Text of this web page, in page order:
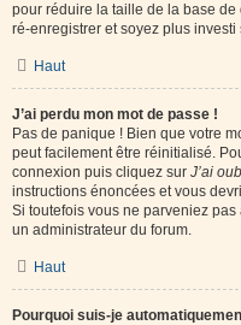
pour réduire la taille de la base
ré-enregistrer et soyez plus investi
Haut
J’ai perdu mon mot de passe !
Pas de panique ! Bien que votre
peut facilement être réinitialisé.
connexion puis cliquez sur J’ai
instructions énoncées et vous
Si toutefois vous ne parveniez
un administrateur du forum.
Haut
Pourquoi suis-je